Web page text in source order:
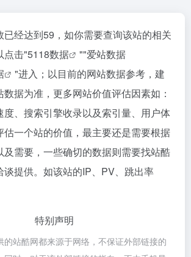
已经达到59，如你需要查询该站的相关
点击"5118数据 ""爱站数据
"进入；以目前的网站数据参考，建
据为准，更多网站价值评估因素如：
度、搜索引擎收录以及索引量、用户体
估一个站的价值，最主要还是需要根据
及需要，一些确切的数据则需要找站酷
谈提供。如该站的IP、PV、跳出率
特别声明
的站酷网都来源于网络，不保证外部链接的